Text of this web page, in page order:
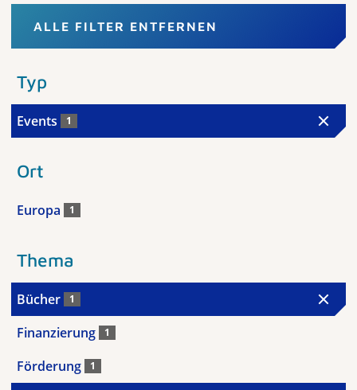
ALLE FILTER ENTFERNEN
Typ
Events 1
Ort
Europa 1
Thema
Bücher 1
Finanzierung 1
Förderung 1